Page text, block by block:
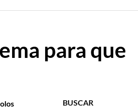
para que
BUSCAR